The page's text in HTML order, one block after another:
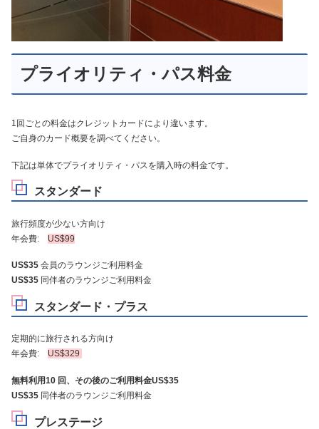
プライオリティ・パス料金
1回ごとの料金はクレジットカードにより違います。
ご自身のカード概要を調べてください。
下記は単体でプライオリティ・パスを購入時の料金です。
スタンダード
旅行頻度が少ない方向け
年会費: US$99
US$35 会員のラウンジご利用料金
US$35 同伴者のラウンジご利用料金
スタンダード・プラス
定期的に旅行される方向け
年会費: US$329
無料利用10 回、その後のご利用料金US$35
US$35 同伴者のラウンジご利用料金
プレステージ